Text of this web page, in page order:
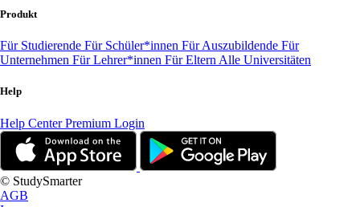
Produkt
Für Studierende Für Schüler*innen Für Auszubildende Für
Unternehmen Für Lehrer*innen Für Eltern Alle Universitäten
Help
Help CenterPremium Login
© StudySmarter
AGB